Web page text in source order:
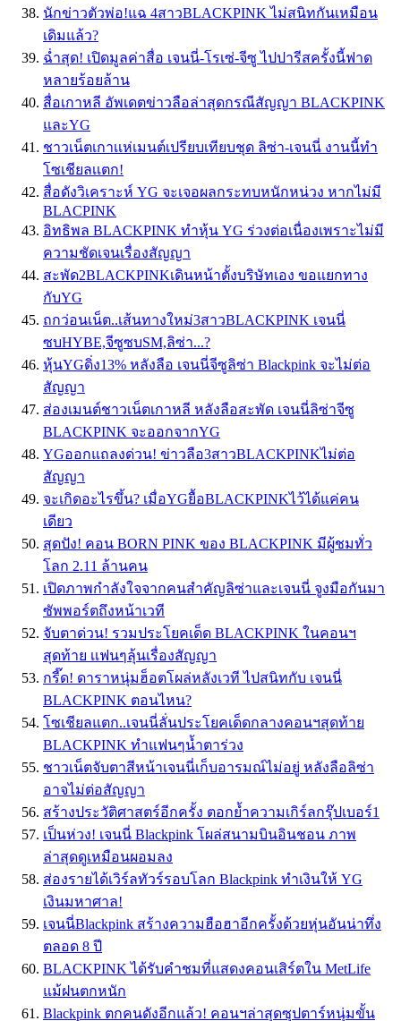
นักข่าวตัวพ่อ!แฉ 4สาวBLACKPINK ไม่สนิทกันเหมือน
เดิมแล้ว?
ฉ่ำสุด! เปิดมูลค่าสื่อ เจนนี่-โรเซ่-จีซู ไปปารีสครั้งนี้ฟาด
หลายร้อยล้าน
สื่อเกาหลี อัพเดตข่าวลือล่าสุดกรณีสัญญา BLACKPINK
และYG
ชาวเน็ตเกาเเห่เมนต์เปรียบเทียบชุด ลิซ่า-เจนนี่ งานนี้ทำ
โซเชียลเเตก!
สื่อดังวิเคราะห์ YG จะเจอผลกระทบหนักหน่วง หากไม่มี
BLACPINK
อิทธิพล BLACKPINK ทำหุ้น YG ร่วงต่อเนื่องเพราะไม่มี
ความชัดเจนเรื่องสัญญา
สะพัด2BLACKPINKเดินหน้าตั้งบริษัทเอง ขอแยกทาง
กับYG
ถกว่อนเน็ต..เส้นทางใหม่3สาวBLACKPINK เจนนี่
ซบHYBE,จีซูซบSM,ลิซ่า...?
หุ้นYGดิ่ง13% หลังลือ เจนนี่จีซูลิซ่า Blackpink จะไม่ต่อ
สัญญา
ส่องเมนต์ชาวเน็ตเกาหลี หลังลือสะพัด เจนนี่ลิซ่าจีซู
BLACKPINK จะออกจากYG
YGออกแถลงด่วน! ข่าวลือ3สาวBLACKPINKไม่ต่อ
สัญญา
จะเกิดอะไรขึ้น? เมื่อYGยื้อBLACKPINKไว้ได้แค่คน
เดียว
สุดปัง! คอน BORN PINK ของ BLACKPINK มีผู้ชมทั่ว
โลก 2.11 ล้านคน
เปิดภาพกำลังใจจากคนสำคัญลิซ่าและเจนนี่ จูงมือกันมา
ซัพพอร์ตถึงหน้าเวที
จับตาด่วน! รวมประโยคเด็ด BLACKPINK ในคอนฯ
สุดท้าย เเฟนๆลุ้นเรื่องสัญญา
กรี๊ด! ดาราหนุ่มฮ็อตโผล่หลังเวที ไปสนิทกับ เจนนี่
BLACKPINK ตอนไหน?
โซเชียลแตก..เจนนี่ลั่นประโยคเด็ดกลางคอนฯสุดท้าย
BLACKPINK ทำแฟนๆน้ำตาร่วง
ชาวเน็ตจับตาสีหน้าเจนนี่เก็บอารมณ์ไม่อยู่ หลังลือลิซ่า
อาจไม่ต่อสัญญา
สร้างประวัติศาสตร์อีกครั้ง ตอกย้ำความเกิร์ลกรุ๊ปเบอร์1
เป็นห่วง! เจนนี่ Blackpink โผล่สนามบินอินชอน ภาพ
ล่าสุดดูเหมือนผอมลง
ส่องรายได้เวิร์ลทัวร์รอบโลก Blackpink ทำเงินให้ YG
เงินมหาศาล!
เจนนี่Blackpink สร้างความฮือฮาอีกครั้งด้วยหุ่นอันน่าทึ่ง
ตลอด 8 ปี
BLACKPINK ได้รับคำชมที่แสดงคอนเสิร์ตใน MetLife
แม้ฝนตกหนัก
Blackpink ตกคนดังอีกแล้ว! คอนฯล่าสุดซุปตาร์หนุ่มขั้น